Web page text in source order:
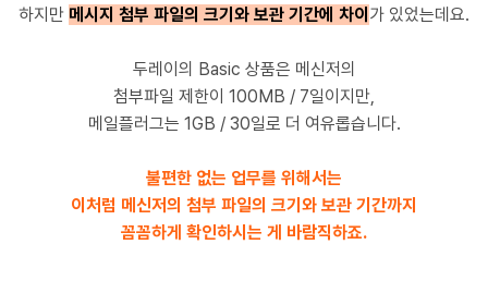
하지만 메시지 첨부 파일의 크기와 보관 기간에 차이 가 있었는데요.
두레이의 Basic 상품은 메신저의
첨부파일 제한이 100MB / 7일이지만,
메일플러그는 1GB / 30일로 더 여유롭습니다.
불편한 없는 업무를 위해서는
이처럼 메신저의 첨부 파일의 크기와 보관 기간까지
꼼꼼하게 확인하시는 게 바람직하죠.